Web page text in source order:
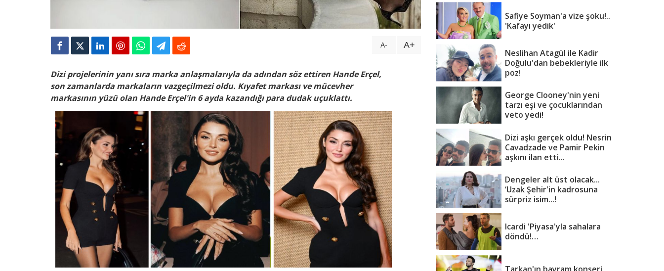
A- A+
Dizi projelerinin yanı sıra marka anlaşmalarıyla da adından söz ettiren Hande Erçel,
son zamanlarda markaların vazgeçilmezi oldu. Kıyafet markası ve mücevher
markasının yüzü olan Hande Erçel'in 6 ayda kazandığı para dudak uçuklattı.
Safiye Soyman'a vize şoku!..
'Kafayı yedik'
Neslihan Atagül ile Kadir
Doğulu'dan bebekleriyle ilk
poz!
George Clooney'nin yeni
tarzı eşi ve çocuklarından
veto yedi!
Dizi aşkı gerçek oldu! Nesrin
Cavadzade ve Pamir Pekin
aşkını ilan etti...
Dengeler alt üst olacak...
‘Uzak Şehir'in kadrosuna
sürpriz isim...!
Icardi 'Piyasa'yla sahalara
döndü!…